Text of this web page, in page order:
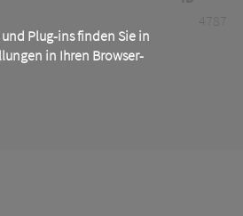
Plug-ins finden Sie in
in Ihren Browser-